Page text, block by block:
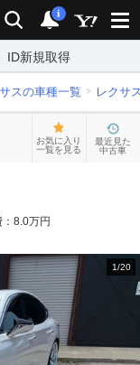
検索 通知
i
ID新規取得
スの車種一覧 レクサ
お気に入り
一覧を見る
最近見た
中古車
8.0万円
1/20